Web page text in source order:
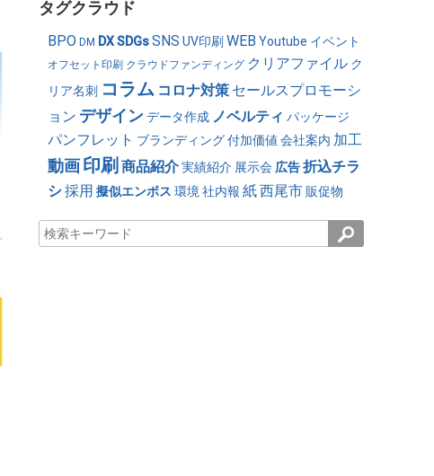
タグクラウド
BPO DM DX SDGs SNS UV印刷 WEB Youtube イベント
オフセット印刷 クラウドファンディング クリアファイル ク
リア名刺 コラム コロナ対策 セールスプロモーシ
ョン デザイン データ作成 ノベルティ パッケージ
パンフレット ブランディング 付加価値 会社案内 加工
動画 印刷 商品紹介 実績紹介 展示会 広告 折込チラ
シ採用 擬似エンボス 環境 社内報 紙西尾市 販促物